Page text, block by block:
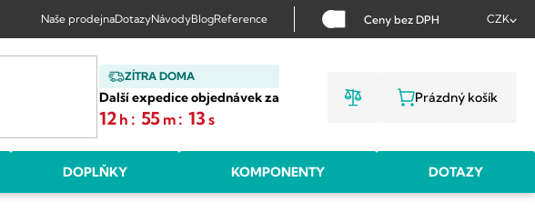
Naše prodejnaDotazyNávodyBlogReference Ceny bez DPH CZK
ZÍTRA DOMA
Další expedice objednávek za
12 h : 55 m : 12 s
NÁKUPNÍ
Prázdný košík
DOPLŇKY KOMPONENTY DOTAZY